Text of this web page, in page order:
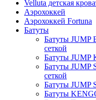
Velluta детская
Аэрохоккей
Аэрохоккей Fortuna
Батуты
Батуты JUMP
сеткой
Батуты JUMP
Батуты JUMP
сеткой
Батуты JUMP
Батуты